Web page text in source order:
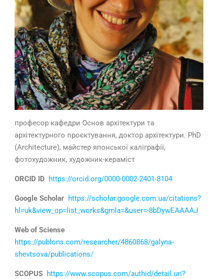
професор кафедри Основ архітектури та
архітектурного проєктування, доктор архітектури. PhD
(Architecture), майстер японської каліграфії,
фотохудожник, художник-кераміст
ORCID ID https://orcid.org/0000-0002-2401-8104
Google Scholar https://scholar.google.com.ua/citations?
hl=uk&view_op=list_works&gmla=&user=-8bDywEAAAAJ
Web of Sciense
https://publons.com/researcher/4860868/galyna-
shevtsova/publications/
SCOPUS https://www.scopus.com/authid/detail.uri?